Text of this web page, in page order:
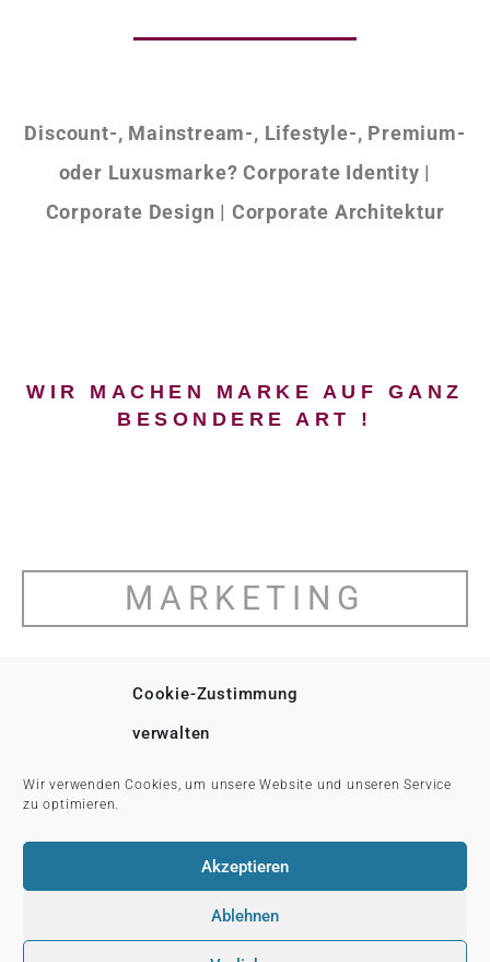
Cookie-Zustimmung
verwalten
Wir verwenden Cookies, um unsere Website und unseren Service
zu optimieren.
Akzeptieren
Ablehnen
Discount-, Mainstream-, Lifestyle-, Premium-
oder Luxusmarke? Corporate Identity |
Corporate Design | Corporate Architektur
WIR MACHEN MARKE AUF GANZ
BESONDERE ART !
MARKETING
KONTAKT
DESIGN